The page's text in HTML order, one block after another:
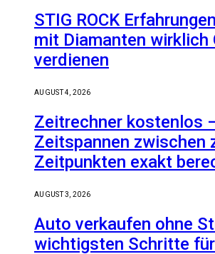
STIG ROCK
mit Diamanten wirklich
verdienen
AUGUST 4, 2026
Zeitrechner kostenlos
Zeitspannen zwischen
Zeitpunkten exakt
AUGUST 3, 2026
Auto verkaufen ohne
wichtigsten Schritte